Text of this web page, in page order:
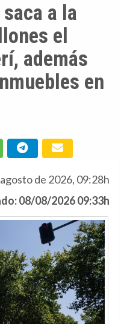
a la
el
además
en
de 2026, 09:28h
08/08/2026 09:33h